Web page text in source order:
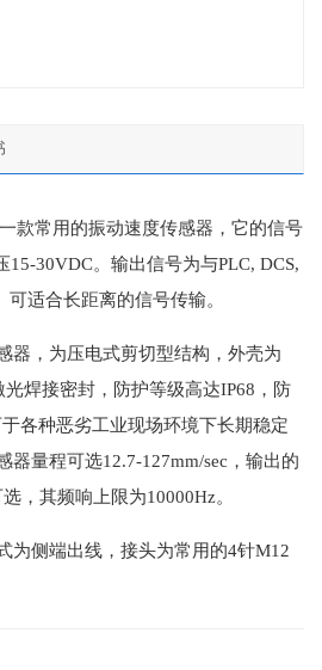
款常用的振动速度传感器，它的信号
30VDC。输出信号为与PLC, DCS,
适合长距离的信号传输。
器，为压电式剪切型结构，外壳为
焊接密封，防护等级高达IP68，防
各种恶劣工业现场环境下长期稳定
器量程可选12.7-127mm/sec，输出的
，其频响上限为10000Hz。
为侧端出线，接头为常用的4针M12